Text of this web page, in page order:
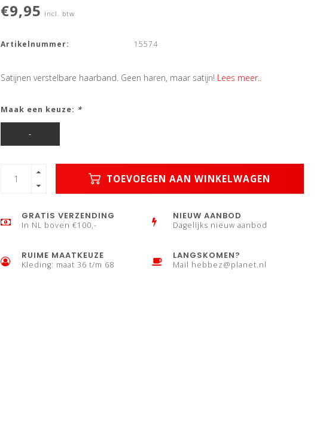
€9,95 Incl. btw
Artikelnummer: 15574
Satijnen verstelbare haarband. Geen haren, maar satijn! Lees meer..
Maak een keuze: *
-
TOEVOEGEN AAN WINKELWAGEN
GRATIS VERZENDING
In NL boven €100,-
NIEUW AANBOD
Dagelijks nieuw aanbod
RUIME MAATKEUZE
Kleding: maat 36 t/m 68
LANGSKOMEN?
Mail hebbez@planet.nl